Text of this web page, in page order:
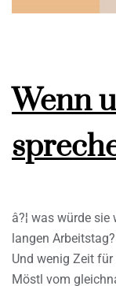
Wenn
â?¦ was würde
langen
Und wenig Zeit
Möstl vom